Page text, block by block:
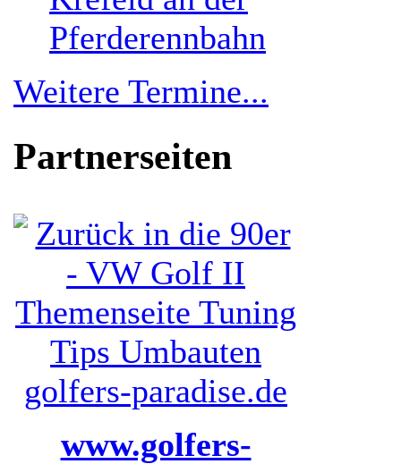
Pferderennbahn
Weitere Termine...
Partnerseiten
www.golfers-